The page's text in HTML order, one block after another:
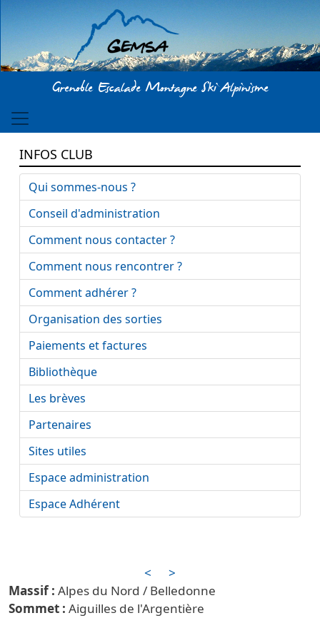
Aller au contenu principal
Grenoble Escalade Montagne Ski Alpinisme
<
>
Alpes du Nord / Belledonne
Aiguilles de l'Argentière
INFOS CLUB
Qui sommes-nous ?
Conseil d'administration
Comment nous contacter ?
Comment nous rencontrer ?
Comment adhérer ?
Organisation des sorties
Paiements et factures
Bibliothèque
Les brèves
Partenaires
Sites utiles
Espace administration
Espace Adhérent